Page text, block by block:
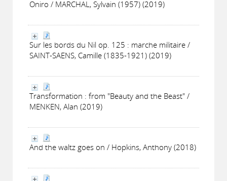
Oniro / MARCHAL, Sylvain (1957) (2019)
Sur les bords du Nil op. 125 : marche militaire /
SAINT-SAENS, Camille (1835-1921) (2019)
Transformation : from "Beauty and the Beast" /
MENKEN, Alan (2019)
And the waltz goes on / Hopkins, Anthony (2018)